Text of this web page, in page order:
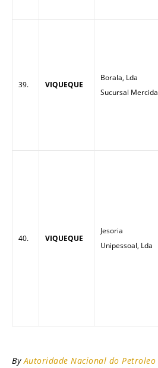
39. VIQUEQUE
Borala, Lda
Sucursal Mercida
40. VIQUEQUE
Jesoria
Unipessoal, Lda
ByAutoridade Nacional do Petroleo